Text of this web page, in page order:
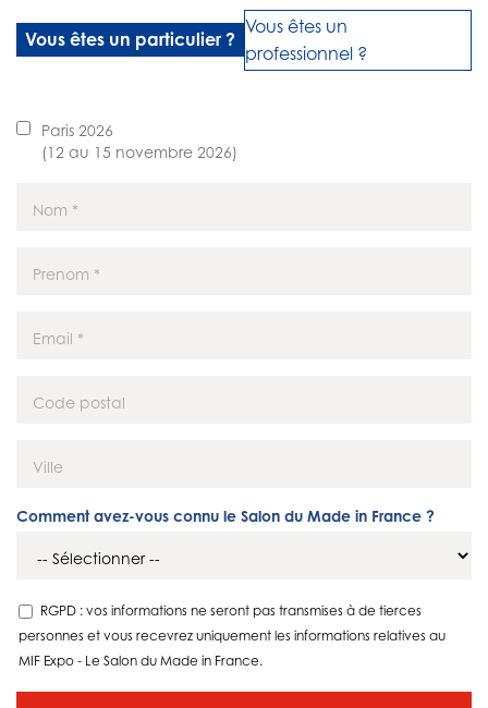
Vous êtes un particulier ?
Vous êtes un
professionnel ?
Paris 2026
(12 au 15 novembre 2026)
Comment avez-vous connu le Salon du Made in France ?
RGPD : vos informations ne seront pas transmises à de tierces
personnes et vous recevrez uniquement les informations relatives au
MIF Expo - Le Salon du Made in France.